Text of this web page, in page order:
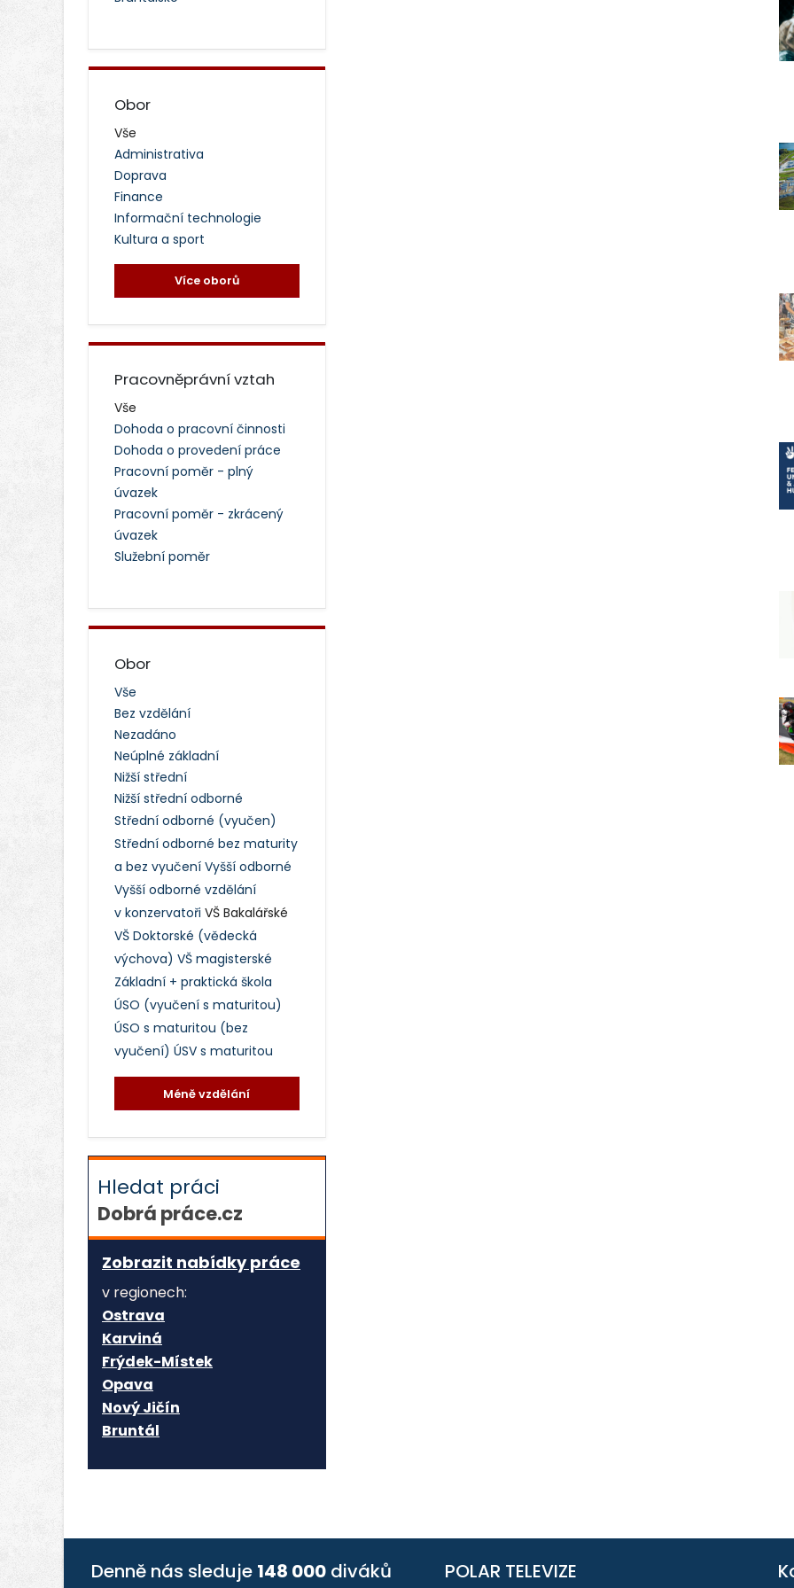
Obor
Vše
Administrativa
Doprava
Finance
Informační technologie
Kultura a sport
Více oborů
Pracovněprávní vztah
Vše
Dohoda o pracovní činnosti
Dohoda o provedení práce
Pracovní poměr - plný
úvazek
Pracovní poměr - zkrácený
úvazek
Služební poměr
Obor
Vše
Bez vzdělání
Nezadáno
Neúplné základní
Nižší střední
Nižší střední odborné
Střední odborné (vyučen)
Střední odborné bez maturity
a bez vyučení Vyšší odborné
Vyšší odborné vzdělání
v konzervatoři VŠ Bakalářské
VŠ Doktorské (vědecká
výchova) VŠ magisterské
Základní + praktická škola
ÚSO (vyučení s maturitou)
ÚSO s maturitou (bez
vyučení) ÚSV s maturitou
Méně vzdělání
Hledat práci
Dobrá práce.cz
Zobrazit nabídky práce
v regionech:
Ostrava
Karviná
Frýdek-Místek
Opava
Nový Jičín
Bruntál
Denně nás sleduje 148 000 diváků POLAR TELEVIZE